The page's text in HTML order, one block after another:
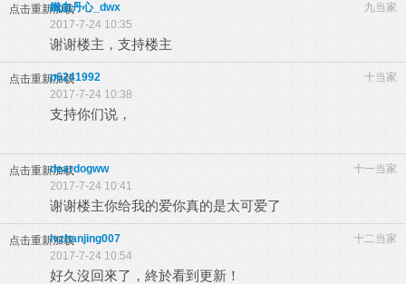
点击重新加载 九当家
鐵血丹心_dwx
2017-7-24 10:35
谢谢楼主，支持楼主
点击重新加载 十当家
p6241992
2017-7-24 10:38
支持你们说，
点击重新加载 十一当家
deardogww
2017-7-24 10:41
谢谢楼主你给我的爱你真的是太可爱了
点击重新加载 十二当家
lvzhanjing007
2017-7-24 10:54
好久沒回來了，終於看到更新！